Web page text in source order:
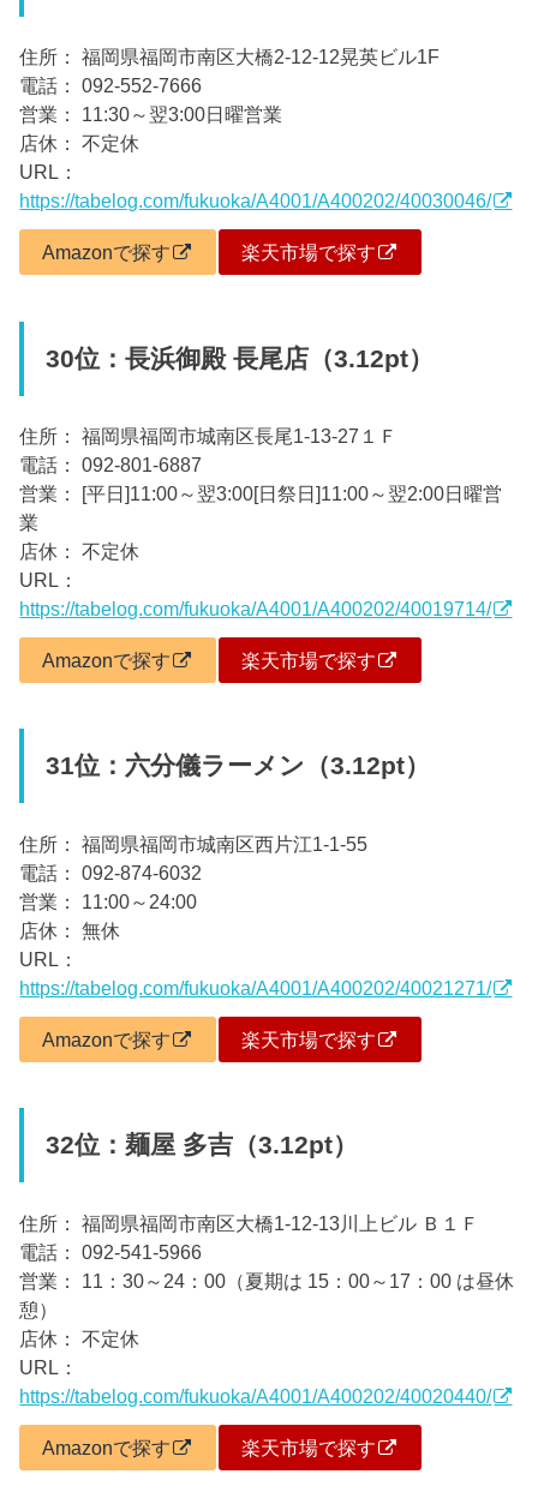
住所： 福岡県福岡市南区大橋2-12-12晃英ビル1F
電話： 092-552-7666
営業： 11:30～翌3:00日曜営業
店休： 不定休
URL：
https://tabelog.com/fukuoka/A4001/A400202/40030046/
Amazonで探す 楽天市場で探す
30位：長浜御殿 長尾店（3.12pt）
住所： 福岡県福岡市城南区長尾1-13-27１Ｆ
電話： 092-801-6887
営業： [平日]11:00～翌3:00[日祭日]11:00～翌2:00日曜営
業
店休： 不定休
URL：
https://tabelog.com/fukuoka/A4001/A400202/40019714/
Amazonで探す 楽天市場で探す
31位：六分儀ラーメン（3.12pt）
住所： 福岡県福岡市城南区西片江1-1-55
電話： 092-874-6032
営業： 11:00～24:00
店休： 無休
URL：
https://tabelog.com/fukuoka/A4001/A400202/40021271/
Amazonで探す 楽天市場で探す
32位：麺屋 多吉（3.12pt）
住所： 福岡県福岡市南区大橋1-12-13川上ビル Ｂ１Ｆ
電話： 092-541-5966
営業： 11：30～24：00（夏期は 15：00～17：00 は昼休
憩）
店休： 不定休
URL：
https://tabelog.com/fukuoka/A4001/A400202/40020440/
Amazonで探す 楽天市場で探す